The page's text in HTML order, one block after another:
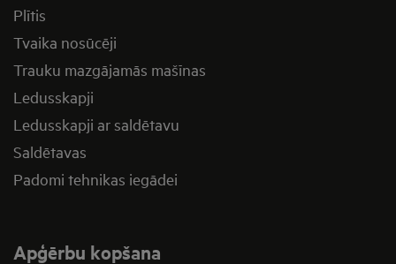
Plītis
Tvaika nosūcēji
Trauku mazgājamās mašīnas
Ledusskapji
Ledusskapji ar saldētavu
Saldētavas
Padomi tehnikas iegādei
Apģērbu kopšana